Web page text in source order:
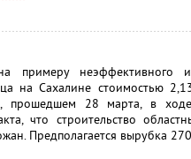
примеру
на Сахалине стоимостью
прошедшем 28 марта, в
что строительство
Предполагается вырубка